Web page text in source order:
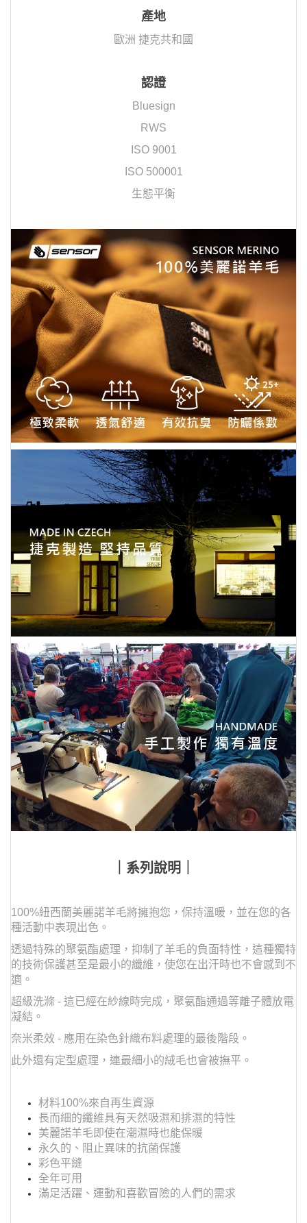
產地
歐洲 捷克共和國
認證
Bluesign
RWS
ISO 9001
ISO 500001
生態平衡
｜系列說明｜
100%紐西蘭美麗諾羊毛將擁抱您，保持溫暖，並在您的各
種活動中表現出色。
透過特殊的聚氨酯處理，抑制了羊毛的負面特性，這種獨特
的技術保護甚至是最小的纖維，使您在出汗時也不會感到不
適。
超級洗滌 - 這已經在紗線時完成，聚氨酯通過等離子體放電
凝結。
奈米柔效 - 應用在染色針織布料處理的最後階段。
此外還有定型處理，連最細小的絨毛也會被撫平。
材料100%來自再生資源
長而細的纖維具有天然吸濕和排濕的特性
美麗諾羊毛即使在潮濕時也能保暖
永久的、阻止異味的抗菌保護
彩色平縫
全年可用
滿足活躍、運動和喜歡冒險的人們的需求